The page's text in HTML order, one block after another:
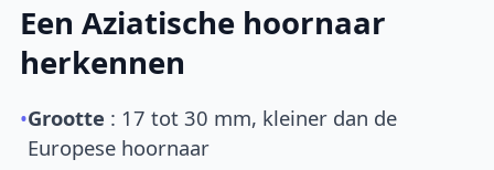
Een Aziatische hoornaar
herkennen
•Grootte : 17 tot 30 mm, kleiner dan de
Europese hoornaar